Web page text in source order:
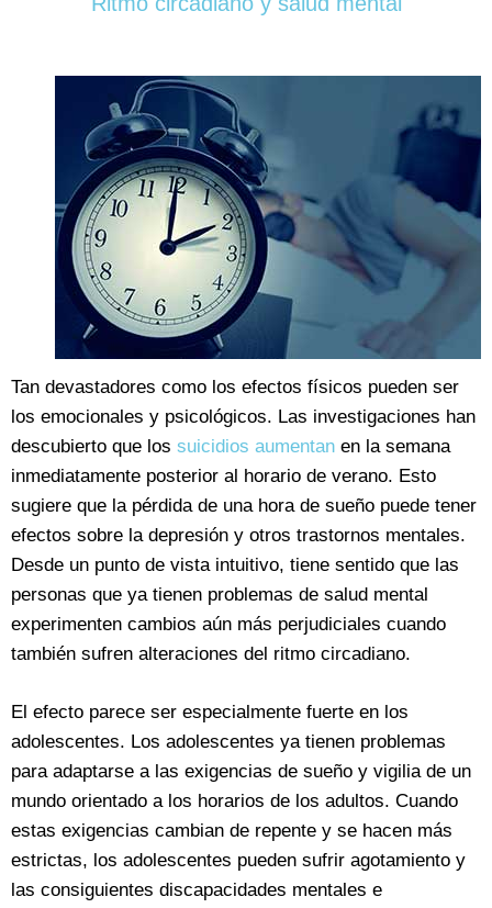
Tan devastadores como los efectos físicos pueden ser
los emocionales y psicológicos. Las investigaciones han
descubierto que los suicidios aumentan en la semana
inmediatamente posterior al horario de verano. Esto
sugiere que la pérdida de una hora de sueño puede tener
efectos sobre la depresión y otros trastornos mentales.
Desde un punto de vista intuitivo, tiene sentido que las
personas que ya tienen problemas de salud mental
experimenten cambios aún más perjudiciales cuando
también sufren alteraciones del ritmo circadiano.
El efecto parece ser especialmente fuerte en los
adolescentes. Los adolescentes ya tienen problemas
para adaptarse a las exigencias de sueño y vigilia de un
mundo orientado a los horarios de los adultos. Cuando
estas exigencias cambian de repente y se hacen más
estrictas, los adolescentes pueden sufrir agotamiento y
las consiguientes discapacidades mentales e